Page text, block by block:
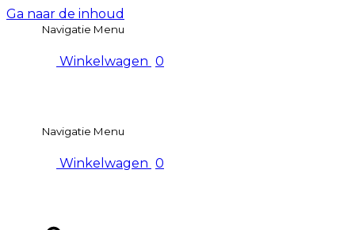
Ga naar de inhoud
Navigatie Menu
Winkelwagen 0
Navigatie Menu
Winkelwagen 0